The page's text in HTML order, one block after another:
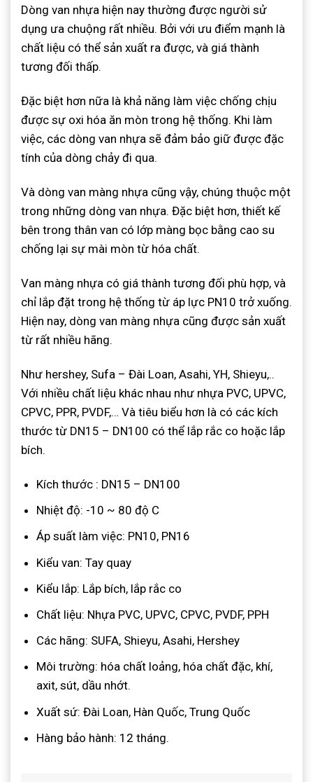
Dòng van nhựa hiện nay thường được người sử
dụng ưa chuộng rất nhiều. Bởi với ưu điểm mạnh là
chất liệu có thể sản xuất ra được, và giá thành
tương đối thấp.
Đặc biệt hơn nữa là khả năng làm việc chống chịu
được sự oxi hóa ăn mòn trong hệ thống. Khi làm
việc, các dòng van nhựa sẽ đảm bảo giữ được đặc
tính của dòng chảy đi qua.
Và dòng van màng nhựa cũng vậy, chúng thuộc một
trong những dòng van nhựa. Đặc biệt hơn, thiết kế
bên trong thân van có lớp màng bọc bằng cao su
chống lại sự mài mòn từ hóa chất.
Van màng nhựa có giá thành tương đối phù hợp, và
chỉ lắp đặt trong hệ thống từ áp lực PN10 trở xuống.
Hiện nay, dòng van màng nhựa cũng được sản xuất
từ rất nhiều hãng.
Như hershey, Sufa – Đài Loan, Asahi, YH, Shieyu,..
Với nhiều chất liệu khác nhau như nhựa PVC, UPVC,
CPVC, PPR, PVDF,… Và tiêu biểu hơn là có các kích
thước từ DN15 – DN100 có thể lắp rắc co hoặc lắp
bích.
Kích thước : DN15 – DN100
Nhiệt độ: -10 ~ 80 độ C
Áp suất làm việc: PN10, PN16
Kiểu van: Tay quay
Kiểu lắp: Lắp bích, lắp rắc co
Chất liệu: Nhựa PVC, UPVC, CPVC, PVDF, PPH
Các hãng: SUFA, Shieyu, Asahi, Hershey
Môi trường: hóa chất loảng, hóa chất đặc, khí,
axit, sút, dầu nhớt.
Xuất sứ: Đài Loan, Hàn Quốc, Trung Quốc
Hàng bảo hành: 12 tháng.